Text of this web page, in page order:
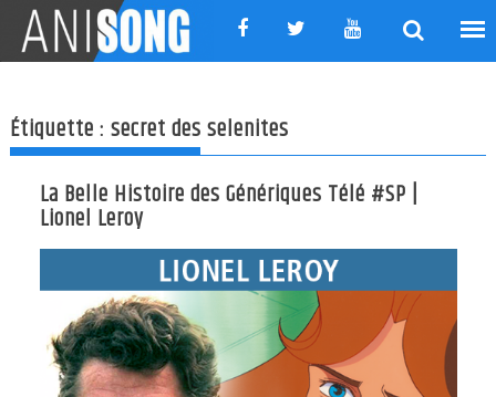
content
Étiquette :secret des selenites
La Belle Histoire des Génériques Télé #SP |
Lionel Leroy